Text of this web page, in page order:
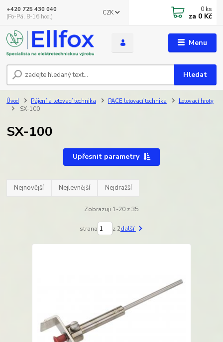
Menu
CZK
Hledat
+420 725 430 040
(Po-Pá, 8-16 hod.)
0 ks
za 0 Kč
Úvod Pájení a letovací technika PACE letovací technika
Letovací hroty
SX-100
SX-100
Upřesnit parametry
Nejnovější Nejlevnější Nejdražší
Zobrazuji 1-20 z 35
strana z 2další